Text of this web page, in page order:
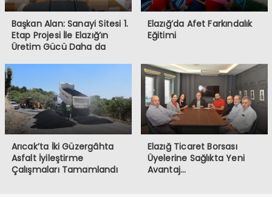
Başkan Alan: Sanayi Sitesi 1.
Etap Projesi İle Elazığ’ın
Üretim Gücü Daha da
Elazığ’da Afet Farkındalık
Eğitimi
Arıcak’ta İki Güzergâhta
Asfalt İyileştirme
Çalışmaları Tamamlandı
Elazığ Ticaret Borsası
Üyelerine Sağlıkta Yeni
Avantaj…